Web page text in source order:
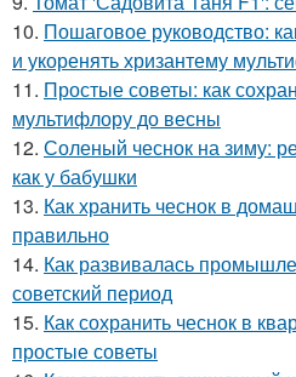
10. Пошаговое руководство:
и укоренять хризантему
11. Простые советы: как
мультифлору до весны
12. Соленый чеснок на зиму:
как у бабушки
13. Как хранить чеснок в
правильно
14. Как развивалась
советский период
15. Как сохранить чеснок в
простые советы